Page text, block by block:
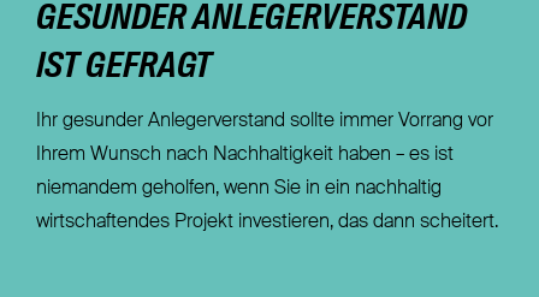
GESUNDER ANLEGERVERSTAND
IST GEFRAGT
Ihr gesunder Anlegerverstand sollte immer Vorrang vor
Ihrem Wunsch nach Nachhaltigkeit haben – es ist
niemandem geholfen, wenn Sie in ein nachhaltig
wirtschaftendes Projekt investieren, das dann scheitert.